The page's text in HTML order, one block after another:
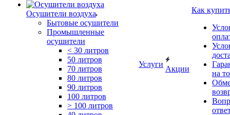
Осушители воздуха
Бытовые осушители
Промышленные
осушители
< 30 литров
50 литров
70 литров
80 литров
90 литров
100 литров
> 100 литров
Услуги
Акции
Как
на